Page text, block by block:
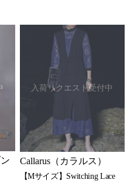
入荷リクエスト受付中
Callarus（カラルス）
【Mサイズ】Switching Lace